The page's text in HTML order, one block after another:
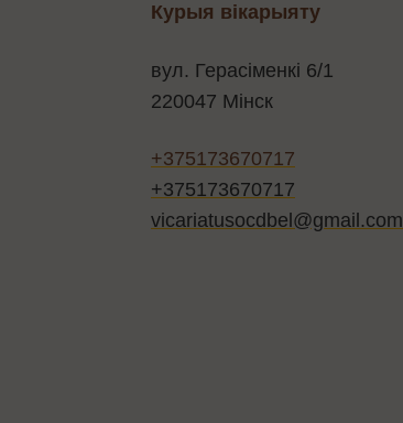
вул. Герасіменкі 6/1
220047 Мінск
+375173670717
+375173670717
vicariatusocdbel@gmail.com
Курыя вікарыяту